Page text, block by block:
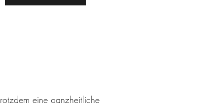
eine ganzheitliche